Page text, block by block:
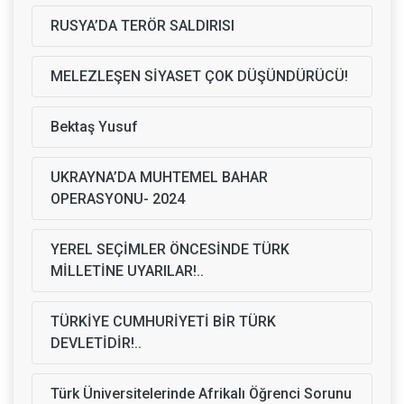
RUSYA’DA TERÖR SALDIRISI
MELEZLEŞEN SİYASET ÇOK DÜŞÜNDÜRÜCÜ!
Bektaş Yusuf
UKRAYNA’DA MUHTEMEL BAHAR
OPERASYONU- 2024
YEREL SEÇİMLER ÖNCESİNDE TÜRK
MİLLETİNE UYARILAR!..
TÜRKİYE CUMHURİYETİ BİR TÜRK
DEVLETİDİR!..
Türk Üniversitelerinde Afrikalı Öğrenci Sorunu